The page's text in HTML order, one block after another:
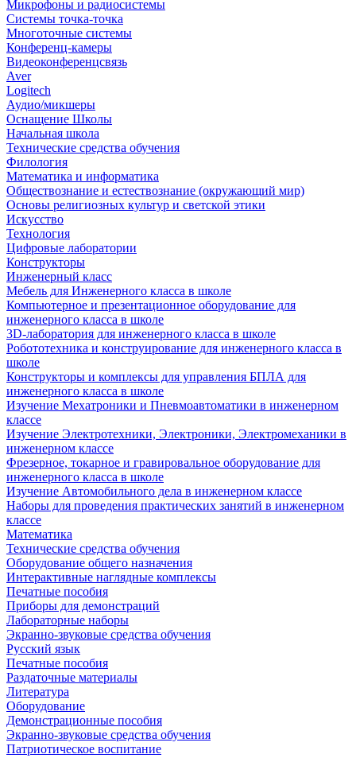
Микрофоны и радиосистемы
Системы точка-точка
Многоточные системы
Конференц-камеры
Видеоконференцсвязь
Aver
Logitech
Аудио/микшеры
Оснащение Школы
Начальная школа
Технические средства обучения
Филология
Математика и информатика
Обществознание и естествознание (окружающий мир)
Основы религиозных культур и светской этики
Искусство
Технология
Цифровые лаборатории
Конструкторы
Инженерный класс
Мебель для Инженерного класса в школе
Компьютерное и презентационное оборудование для
инженерного класса в школе
3D-лаборатория для инженерного класса в школе
Робототехника и конструирование для инженерного класса в
школе
Конструкторы и комплексы для управления БПЛА для
инженерного класса в школе
Изучение Мехатроники и Пневмоавтоматики в инженерном
классе
Изучение Электротехники, Электроники, Электромеханики в
инженерном классе
Фрезерное, токарное и гравировальное оборудование для
инженерного класса в школе
Изучение Автомобильного дела в инженерном классе
Наборы для проведения практических занятий в инженерном
классе
Математика
Технические средства обучения
Оборудование общего назначения
Интерактивные наглядные комплексы
Печатные пособия
Приборы для демонстраций
Лабораторные наборы
Экранно-звуковые средства обучения
Русский язык
Печатные пособия
Раздаточные материалы
Литература
Оборудование
Демонстрационные пособия
Экранно-звуковые средства обучения
Патриотическое воспитание